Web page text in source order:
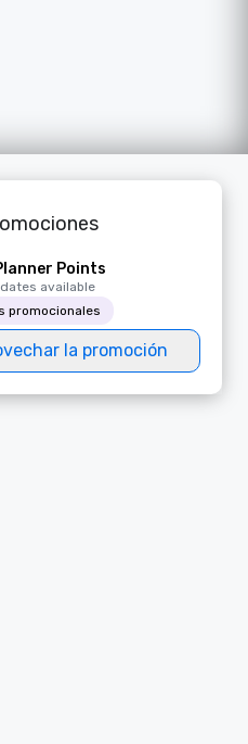
Points
available
promocionales
la promoción